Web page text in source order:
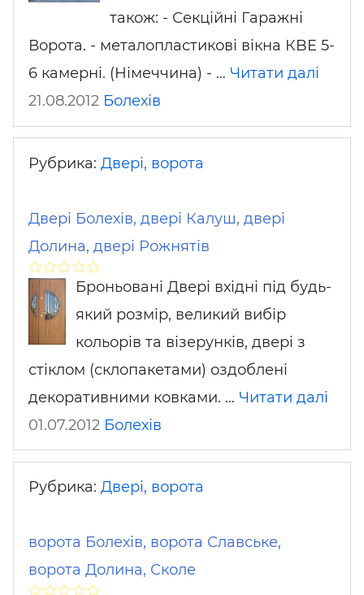
також: - Секційні Гаражні
Ворота. - металопластикові вікна КBE 5-
6 камерні. (Німеччина) - … Читати далі
21.08.2012 Болехів
Рубрика: Двері, ворота
Двері Болехів, двері Калуш, двері
Долина, двері Рожнятів
Броньовані Двері вхідні під будь-
який розмір, великий вибір
кольорів та візерунків, двері з
стіклом (склопакетами) оздоблені
декоративними ковками. … Читати далі
01.07.2012 Болехів
Рубрика: Двері, ворота
ворота Болехів, ворота Славське,
ворота Долина, Сколе